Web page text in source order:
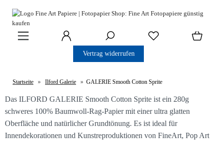
Vertrag widerrufen
Startseite » Ilford Galerie » GALERIE Smooth Cotton Sprite
Das ILFORD GALERIE Smooth Cotton Sprite ist ein 280g
schweres 100% Baumwoll-Rag-Papier mit einer ultra glatten
Oberfläche und natürlicher Grundtönung. Es ist ideal für
Innendekorationen und Kunstreproduktionen von FineArt, Pop Art